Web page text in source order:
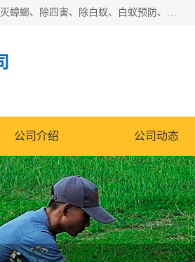
广西亿之豪有害生物防治服务有限公司是一家白蚁防治公司；提供南宁地区的白蚁防治、灭蟑螂、除四害、除白蚁、白蚁预防、消毒等服务，广西亿之豪有害生物防治服务有限公司专业灭蟑螂,灭鼠,除四害,服务上门,安全环保,售后保障,一次消杀，竭诚为您服务.
公司介绍 公司动态